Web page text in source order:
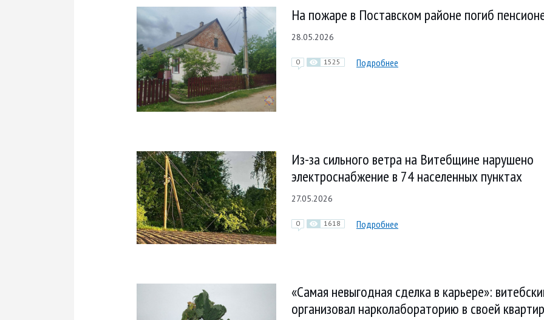
На пожаре в Поставском районе погиб
28.05.2026
0 1525 Подробнее
Из-за сильного ветра на Витебщине нарушено
электроснабжение в 74 населенных пунктах
27.05.2026
0 1618 Подробнее
«Самая невыгодная сделка в карьере»:
организовал нарколабораторию в своей